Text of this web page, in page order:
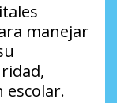
manejar
escolar.